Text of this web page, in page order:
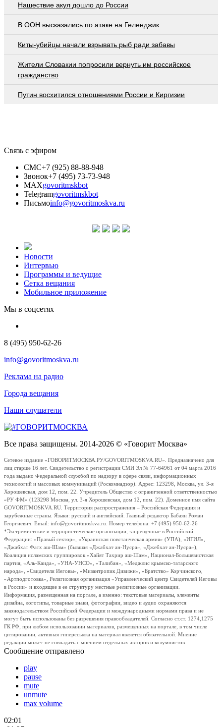
Нашествие акул дошло до России
В ООН высказались по атаке на Геленджик
Киты-убийцы начали взрывать рыб ради забавы
Жители Словакии попросили вернуть им российское
гражданство
Путин восхитился отношениями России и Киргизии
Связь с эфиром
СМС+7 (925) 88-88-948
Звонок+7 (495) 73-73-948
MAXgovoritmskbot
Telegramgovoritmskbot
Письмоinfo@govoritmoskva.ru
Новости
Интервью
Программы и ведущие
Сетка вещания
Мобильное приложение
Мы в соцсетях
8 (495) 950-62-26
info@govoritmoskva.ru
Реклама на радио
Города вещания
Наши слушатели
Все права защищены. 2014-2026 © «Говорит Москва»
Сетевое издание «ГОВОРИТМОСКВА.РУ/GOVORITMOSKVA.RU». Предназначено для
лиц старше 16 лет. Свидетельство о регистрации СМИ Эл № 77-64961 от 04 марта 2016
года выдано Федеральной службой по надзору в сфере связи, информационных
технологий и массовых коммуникаций (Роскомнадзор). Адрес: 123298, Москва, ул. 3-я
Хорошевская, дом 12, пом. 22. Учредитель Общество с ограниченной ответственностью
«РУ ФМ» (123298 Москва, ул. 3-я Хорошевская, дом 12, пом. 22). Доменное имя сайта
GOVORITMOSKVA.RU. Территория распространения – Российская Федерация и
зарубежные страны. Языки: русский и английский. Главный редактор Бабаян Роман
Георгиевич. Email: info@govoritmoskva.ru. Номер телефона: +7 (495) 950-62-26
*Экстремистские и террористические организации, запрещенные в Российской
Федерации: «Правый сектор», «Украинская повстанческая армия» (УПА), «ИГИЛ»,
«Джабхат Фатх аш-Шам» (бывшая «Джабхат ан-Нусра», «Джебхат ан-Нусра»),
Коалиция исламских группировок «Хайят Тахрир аш-Шам», Национал-Большевистская
партия, «Аль-Каида», «УНА-УНСО», «Талибан», «Меджлис крымско-татарского
народа», «Свидетели Иеговы», «Мизантропик Дивижн», «Братство» Корчинского,
«Артподготовка», Религиозная организация «Управленческий центр Свидетелей Иеговы
в России» и входящие в ее структуру местные религиозные организации.
Информация, размещенная на портале, а именно: текстовые материалы, элементы
дизайна, логотипы, товарные знаки, фотографии, видео и аудио охраняются
законодательством Российской Федерации и международными нормами права и не
могут быть использованы без разрешения правообладателей. Согласно ст.ст. 1274,1275
ГК РФ, при любом использовании материалов, размещенных на портале, в том числе
цитировании, активная гиперссылка на материал является обязательной. Мнение
редакции может не совпадать с мнением отдельных авторов и колумнистов.
Сообщение отправлено
play
pause
mute
unmute
max volume
02:01